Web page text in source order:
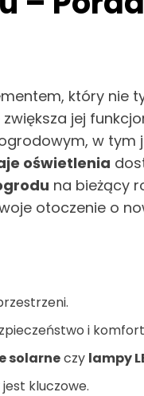
który nie
jej
w tym
oświetlenia
na bieżący
otoczenie o
i
solarneczy lampy
kluczowe.